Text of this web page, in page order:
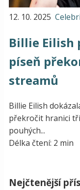
12. 10. 2025
Billie Eilish
píseň
streamů
Billie Eilish
překročit hranici
pouhých...
Délka čtení: 2 min
Nejčtenější